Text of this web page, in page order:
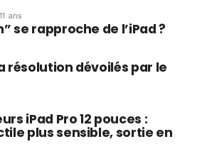
ans
se rapproche de l’iPad ?
résolution dévoilés par le
iPad Pro 12 pouces :
plus sensible, sortie en